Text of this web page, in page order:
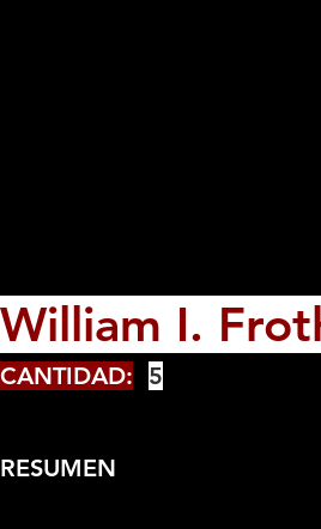
William I.
CANTIDAD: 5
RESUMEN